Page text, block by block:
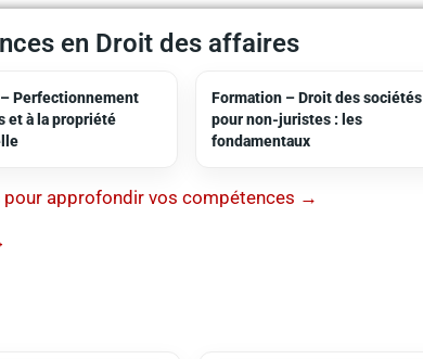
en Droit des affaires
Perfectionnement
et à la propriété
Formation – Droit des sociétés
pour non-juristes : les
fondamentaux
pour approfondir vos compétences →